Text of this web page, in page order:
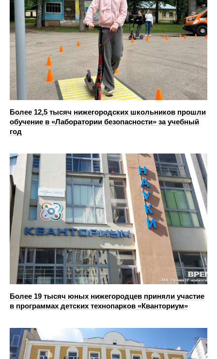
Более 12,5 тысяч нижегородских школьников прошли
обучение в «Лаборатории безопасности» за учебный
год
Более 19 тысяч юных нижегородцев приняли участие
в программах детских технопарков «Кванториум»